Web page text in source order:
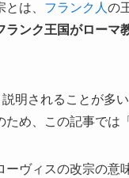
は、 フランク人 の
ランク王国がローマ
明されることが多
ため、この記事では
ーヴィスの改宗の意